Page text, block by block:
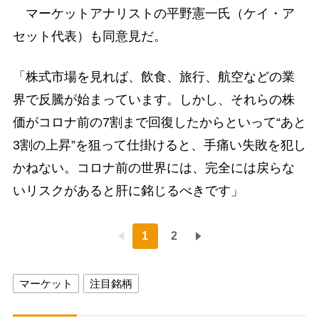
マーケットアナリストの平野憲一氏（ケイ・ア
セット代表）も同意見だ。
「株式市場を見れば、飲食、旅行、航空などの業
界で反騰が始まっています。しかし、それらの株
価がコロナ前の7割まで回復したからといって“あと
3割の上昇”を狙って仕掛けると、手痛い失敗を犯し
かねない。コロナ前の世界には、完全には戻らな
いリスクがあると肝に銘じるべきです」
1 2
マーケット 注目銘柄